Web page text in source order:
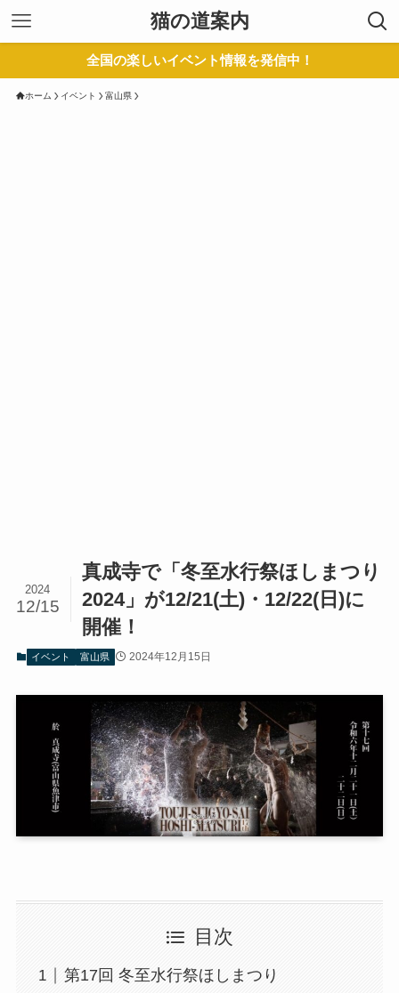
猫の道案内
全国の楽しいイベント情報を発信中！
ホーム イベント 富山県
真成寺で「冬至水行祭ほしまつり
2024」が12/21(土)・12/22(日)に
開催！
2024
12/15
イベント 富山県 2024年12月15日
目次
第17回 冬至水行祭ほしまつり